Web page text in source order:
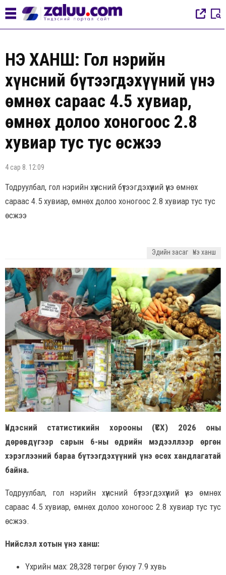
ҮНЭ ХАНШ: Гол нэрийн
хүнсний бүтээгдэхүүний үнэ
өмнөх сараас 4.5 хувиар,
өмнөх долоо хоногоос 2.8
хувиар тус тус өсжээ
4 сар 8. 12:09
Тодруулбал, гол нэрийн хүнсний бүтээгдэхүүний үнэ өмнөх
сараас 4.5 хувиар, өмнөх долоо хоногоос 2.8 хувиар тус тус
өсжээ
Эдийн засаг Үнэ ханш
Үндэсний статистикийн хорооны (ҮСХ) 2026 оны
дөрөвдүгээр сарын 6-ны өдрийн мэдээллээр өргөн
хэрэглээний бараа бүтээгдэхүүний үнэ өсөх хандлагатай
байна.
Тодруулбал, гол нэрийн хүнсний бүтээгдэхүүний үнэ өмнөх
сараас 4.5 хувиар, өмнөх долоо хоногоос 2.8 хувиар тус тус
өсжээ.
Нийслэл хотын үнэ ханш:
Үхрийн мах: 28,328 төгрөг буюу 7.9 хувь